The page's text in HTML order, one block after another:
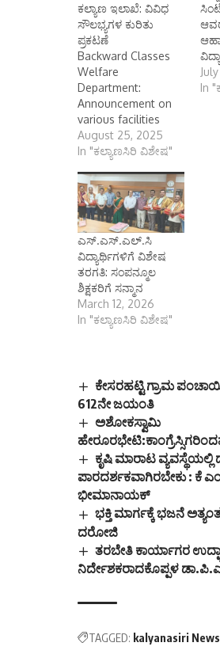
ಕಲ್ಯಾಣ ಇಲಾಖೆ: ವಿವಿಧ
ಸೌಲಭ್ಯಗಳ ಕುರಿತು
ಪ್ರಕಟಣೆ
Backward Classes
Welfare
Department:
Announcement on
various facilities
ಕೊಪ್ಪಳ ಆಗಸ್ಟ್ 25
(ಕರ್ನಾಟಕ ವಾರ್ತೆ):
ಕಲ್ಯಾಣ ಇಲಾಖೆಯಿಂದ
ಅಲೆಮಾರಿ/ಅರೆಅಲೆಮಾರಿ
ಜನಾಂಗದವರಿಗೆ
ಸರ್ಕಾರದಿಂದ ವಿವಿಧ
ಸೌಲಭ್ಯಗಳನ್ನು
ನೀಡಲಾಗುತ್ತಿದ್ದು, ಅರ್ಹ
ಫಲಾನುಭವಿಗಳು ಇದರ
ಸದುಪಯೋಗ
ಪಡೆದುಕೊಳ್ಳಬೇಕು ಎಂದು
ಹಿಂದುಳಿದ ವರ್ಗಗಳ
ಮೆಟ್ರಿಕ್ ಪೂರ್ವ
ವಿದ್ಯಾರ್ಥಿಗಳಿಗೆ ವಿಶೇಷ
ಪ್ರೋತ್ಸಾಹಧನ
ಯೋಜನೆಯಡಿ
ಅಲೆಮಾರಿ/ಅಲೆಮಾರಿ
ಪಂಗಡಕ್ಕೆ ಸೇರಿದ
ವಿದ್ಯಾರ್ಥಿಗಳ ಪ್ರಾಥಮಿಕ,
ಮಾಧ್ಯಮಿಕ ಹಾಗೂ
ಪ್ರೌಢಶಿಕ್ಷಣಕ್ಕೆ…
August 25, 2025
In "ಕಲ್ಯಾಣಸಿರಿ ವಿಶೇಷ"
In
ಎಸ್.ಎಸ್.ಎಲ್.ಸಿ
ವಿದ್ಯಾರ್ಥಿಗಳಿಗೆ ವಿಶೇಷ
ತರಗತಿ: ಸಂಪನ್ಮೂಲ
ಶಿಕ್ಷಕರಿಗೆ ಸನ್ಮಾನ
March 12, 2026
In "ಕಲ್ಯಾಣಸಿರಿ ವಿಶೇಷ"
ಕೇಸರಹಟ್ಟಿ ಗ್ರಾಮ
612ನೇ ಜಯಂತಿ
ಅಶೋಕಸ್ವಾಮಿ
ಕೃಷಿ ಮಾರಾಟ ವ್ಯವಸ್ಥೆಯಲ್ಲಿ
ಪಾರದರ್ಶಕವಾಗಿರಬೇಕು : ಕೆ
ಭೀಮಾನಾಯಕ್
ಭಕ್ತಿ ಮಾರ್ಗಕ್ಕೆ ಭಜನೆ
ದರೋಜಿ
ತರಬೇತಿ ಕಾರ್ಯಾಗರ
ನಿರ್ದೇಶಕರಾದಕೊಪ್ಪಳ
TAGGED: kalyanasiri News